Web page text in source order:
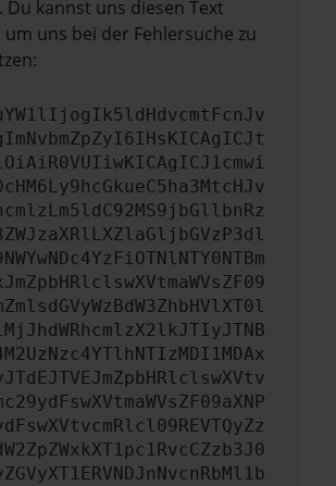
Du kannst uns diesen Text
um uns bei der Fehlersuche zu